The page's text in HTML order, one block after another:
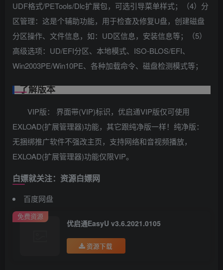
UDF格式/PETools/Dlc扩展包，可选引导菜单样式；（4）分
区管理：这是个辅助功能，用于检查及修复U盘，创建磁盘
分区操作、文件信息，如：UD区信息，安装信息等；（5）
高级选项：UD/EFI分区、本地模式、ISO-BLOS/EFI、
Win2003PE/Win10PE、各种加载命令、磁盘检测模式等；
了解版本
VIP版： 界面带(VIP)标识，优启通VIP版仅可使用
EXLOAD(扩展管理器)功能，其它跟纯净版一样！纯净版：
无捆绑推广软件不强改主页，支持网络和音视频播放，
EXLOAD(扩展管理器)功能仅限VIP。
白嫖就关注：资源白嫖网
百度网盘
免费资源
优启通EasyU v3.6.2021.0105
资源下载